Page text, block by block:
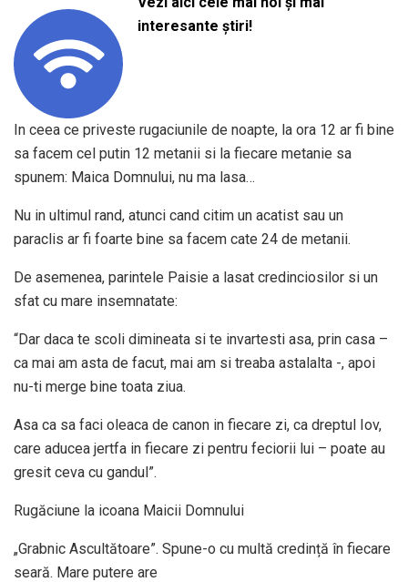
interesante știri!
In ceea ce priveste rugaciunile de noapte, la ora 12 ar fi bine
sa facem cel putin 12 metanii si la fiecare metanie sa
spunem: Maica Domnului, nu ma lasa…
Nu in ultimul rand, atunci cand citim un acatist sau un
paraclis ar fi foarte bine sa facem cate 24 de metanii.
De asemenea, parintele Paisie a lasat credinciosilor si un
sfat cu mare insemnatate:
“Dar daca te scoli dimineata si te invartesti asa, prin casa –
ca mai am asta de facut, mai am si treaba astalalta -, apoi
nu-ti merge bine toata ziua.
Asa ca sa faci oleaca de canon in fiecare zi, ca dreptul Iov,
care aducea jertfa in fiecare zi pentru feciorii lui – poate au
gresit ceva cu gandul”.
Rugăciune la icoana Maicii Domnului
„Grabnic Ascultătoare”. Spune-o cu multă credință în fiecare
seară. Mare putere are